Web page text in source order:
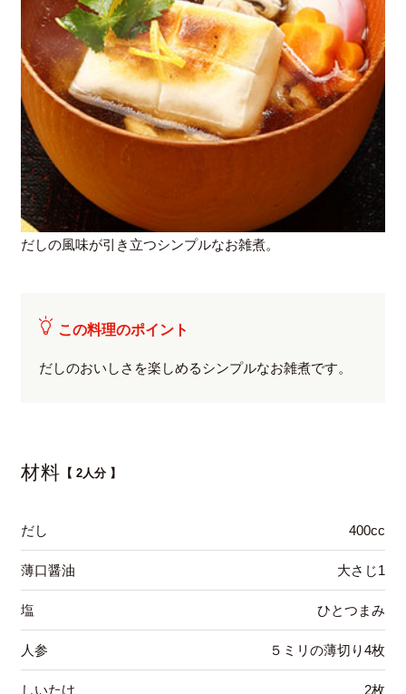
だしの風味が引き立つシンプルなお雑煮。
この料理のポイント
だしのおいしさを楽しめるシンプルなお雑煮です。
材料 【 2人分 】
だし 400cc
薄口醤油 大さじ1
塩 ひとつまみ
人参 ５ミリの薄切り4枚
しいたけ 2枚